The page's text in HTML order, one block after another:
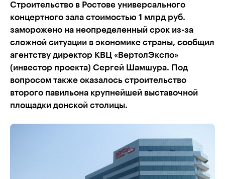
Строительство в Ростове универсального
концертного зала стоимостью 1 млрд руб.
заморожено на неопределенный срок из-за
сложной ситуации в экономике страны, сообщил
агентству директор КВЦ «ВертолЭкспо»
(инвестор проекта) Сергей Шамшура. Под
вопросом также оказалось строительство
второго павильона крупнейшей выставочной
площадки донской столицы.